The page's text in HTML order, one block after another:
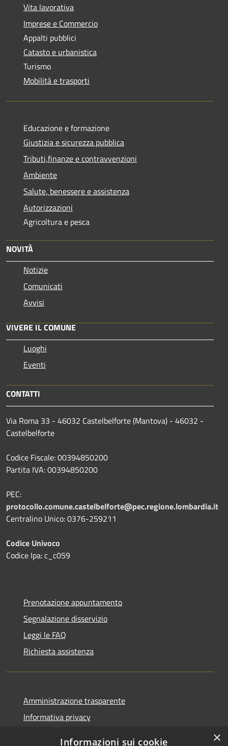
Vita lavorativa
Imprese e Commercio
Appalti pubblici
Catasto e urbanistica
Turismo
Mobilità e trasporti
Educazione e formazione
Giustizia e sicurezza pubblica
Tributi,finanze e contravvenzioni
Ambiente
Salute, benessere e assistenza
Autorizzazioni
Agricoltura e pesca
NOVITÀ
Notizie
Comunicati
Avvisi
VIVERE IL COMUNE
Luoghi
Eventi
CONTATTI
Via Roma 33 - 46032 Castelbelforte (Mantova) - 46032 -
Castelbelforte
Codice Fiscale: 00394850200
Partita IVA: 00394850200
PEC:
protocollo.comune.castelbelforte@pec.regione.lombardia.it
Centralino Unico: 0376-259211
Codice Univoco
Codice Ipa: c_c059
Prenotazione appuntamento
Segnalazione disservizio
Leggi le FAQ
Richiesta assistenza
Amministrazione trasparente
Informativa privacy
×
Informazioni sui cookie